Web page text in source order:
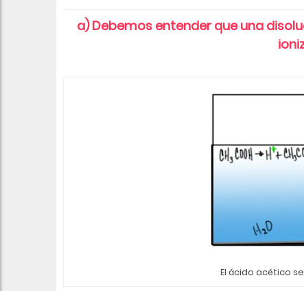
a) Debemos entender que una
El ácido acético